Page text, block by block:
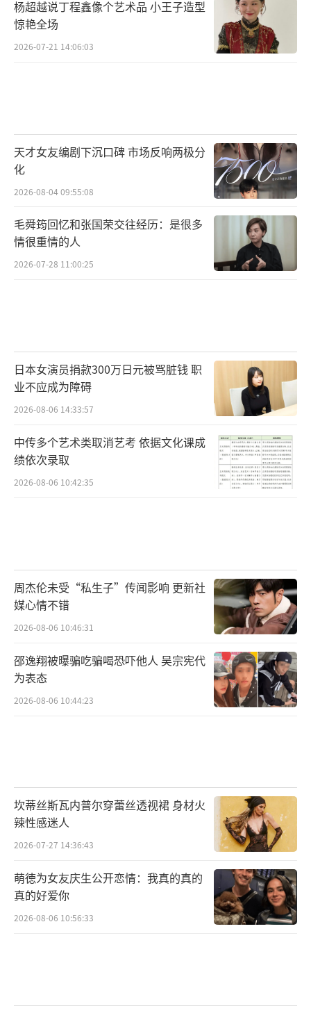
杨超越说丁程鑫像个艺术品 小王子造型
惊艳全场
2026-07-21 14:06:03
天才女友编剧下沉口碑 市场反响两极分
化
2026-08-04 09:55:08
毛舜筠回忆和张国荣交往经历：是很多
情很重情的人
2026-07-28 11:00:25
日本女演员捐款300万日元被骂脏钱 职
业不应成为障碍
2026-08-06 14:33:57
中传多个艺术类取消艺考 依据文化课成
绩依次录取
2026-08-06 10:42:35
周杰伦未受“私生子”传闻影响 更新社
媒心情不错
2026-08-06 10:46:31
邵逸翔被曝骗吃骗喝恐吓他人 吴宗宪代
为表态
2026-08-06 10:44:23
坎蒂丝斯瓦内普尔穿蕾丝透视裙 身材火
辣性感迷人
2026-07-27 14:36:43
萌徳为女友庆生公开恋情：我真的真的
真的好爱你
2026-08-06 10:56:33